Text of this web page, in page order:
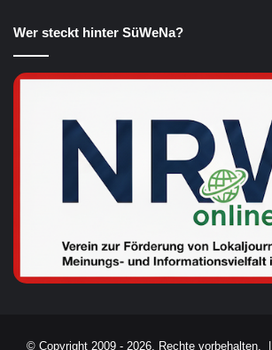
Wer steckt hinter SüWeNa?
© Copyright 2009 - 2026, Rechte vorbehalten. |